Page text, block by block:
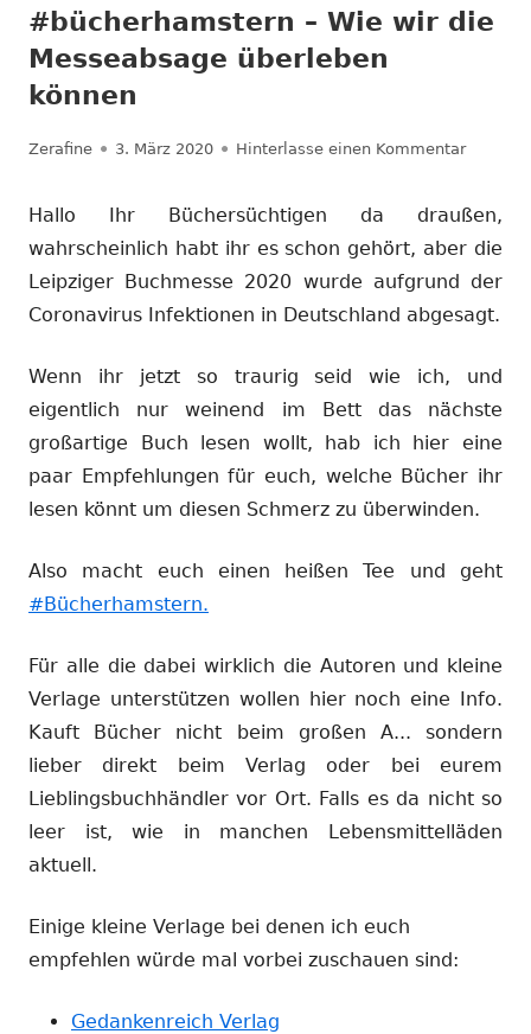
#bücherhamstern – Wie wir die
Messeabsage überleben
können
Autor
Zerafine Veröffentlicht
3. März 2020 Hinterlasse einen Kommentarzu
Hallo Ihr Büchersüchtigen da draußen,
wahrscheinlich habt ihr es schon gehört, aber die
Leipziger Buchmesse 2020 wurde aufgrund der
Coronavirus Infektionen in Deutschland abgesagt.
Wenn ihr jetzt so traurig seid wie ich, und
eigentlich nur weinend im Bett das nächste
großartige Buch lesen wollt, hab ich hier eine
paar Empfehlungen für euch, welche Bücher ihr
lesen könnt um diesen Schmerz zu überwinden.
Also macht euch einen heißen Tee und geht
#Bücherhamstern.
Für alle die dabei wirklich die Autoren und kleine
Verlage unterstützen wollen hier noch eine Info.
Kauft Bücher nicht beim großen A... sondern
lieber direkt beim Verlag oder bei eurem
Lieblingsbuchhändler vor Ort. Falls es da nicht so
leer ist, wie in manchen Lebensmittelläden
aktuell.
Einige kleine Verlage bei denen ich euch
empfehlen würde mal vorbei zuschauen sind:
Gedankenreich Verlag